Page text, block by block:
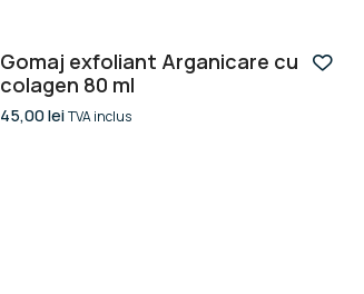
Gomaj exfoliant Arganicare cu
colagen 80 ml
45,00leiTVA inclus